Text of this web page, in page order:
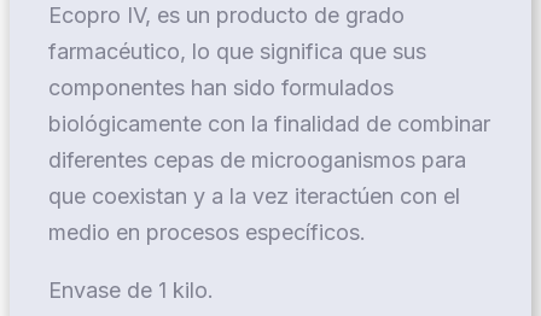
Ecopro IV, es un producto de grado
farmacéutico, lo que significa que sus
componentes han sido formulados
biológicamente con la finalidad de combinar
diferentes cepas de microoganismos para
que coexistan y a la vez iteractúen con el
medio en procesos específicos.
Envase de 1 kilo.